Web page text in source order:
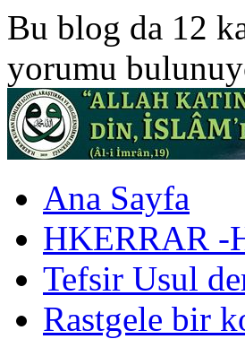
Bu blog da 12
yorumu
Ana Sayfa
HKERRAR -
Tefsir Usul
Rastgele bir